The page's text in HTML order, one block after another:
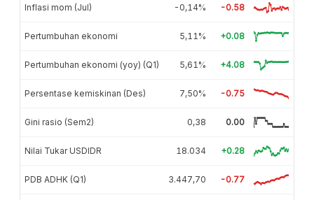
Inflasi mom (Jul) -0,14% -0.58
Pertumbuhan ekonomi 5,11% +0.08
Pertumbuhan ekonomi (yoy) (Q1) 5,61% +4.08
Persentase kemiskinan (Des) 7,50% -0.75
Gini rasio (Sem2) 0,38 0.00
Nilai Tukar USDIDR 18.034 +0.28
PDB ADHK (Q1) 3.447,70 -0.77